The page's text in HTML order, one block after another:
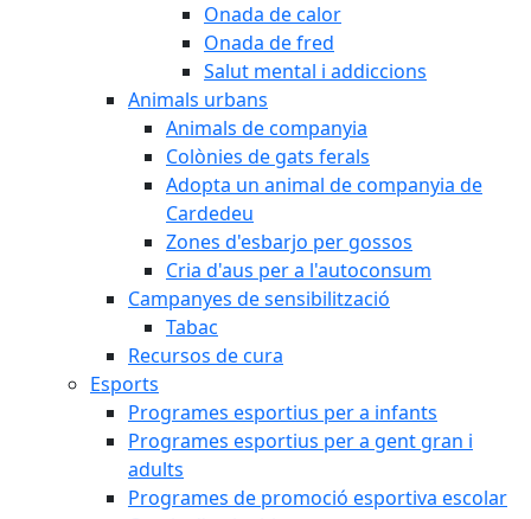
Onada de calor
Onada de fred
Salut mental i addiccions
Animals urbans
Animals de companyia
Colònies de gats ferals
Adopta un animal de companyia de
Cardedeu
Zones d'esbarjo per gossos
Cria d'aus per a l'autoconsum
Campanyes de sensibilització
Tabac
Recursos de cura
Esports
Programes esportius per a infants
Programes esportius per a gent gran i
adults
Programes de promoció esportiva escolar